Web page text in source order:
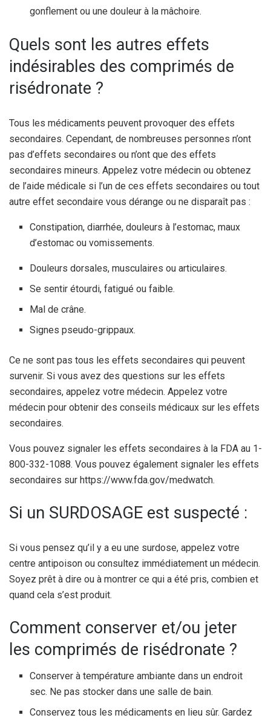
gonflement ou une douleur à la mâchoire.
Quels sont les autres effets
indésirables des comprimés de
risédronate ?
Tous les médicaments peuvent provoquer des effets
secondaires. Cependant, de nombreuses personnes n’ont
pas d’effets secondaires ou n’ont que des effets
secondaires mineurs. Appelez votre médecin ou obtenez
de l’aide médicale si l’un de ces effets secondaires ou tout
autre effet secondaire vous dérange ou ne disparaît pas :
Constipation, diarrhée, douleurs à l’estomac, maux
d’estomac ou vomissements.
Douleurs dorsales, musculaires ou articulaires.
Se sentir étourdi, fatigué ou faible.
Mal de crâne.
Signes pseudo-grippaux.
Ce ne sont pas tous les effets secondaires qui peuvent
survenir. Si vous avez des questions sur les effets
secondaires, appelez votre médecin. Appelez votre
médecin pour obtenir des conseils médicaux sur les effets
secondaires.
Vous pouvez signaler les effets secondaires à la FDA au 1-
800-332-1088. Vous pouvez également signaler les effets
secondaires sur https://www.fda.gov/medwatch.
Si un SURDOSAGE est suspecté :
Si vous pensez qu’il y a eu une surdose, appelez votre
centre antipoison ou consultez immédiatement un médecin.
Soyez prêt à dire ou à montrer ce qui a été pris, combien et
quand cela s’est produit.
Comment conserver et/ou jeter
les comprimés de risédronate ?
Conserver à température ambiante dans un endroit
sec. Ne pas stocker dans une salle de bain.
Conservez tous les médicaments en lieu sûr. Gardez